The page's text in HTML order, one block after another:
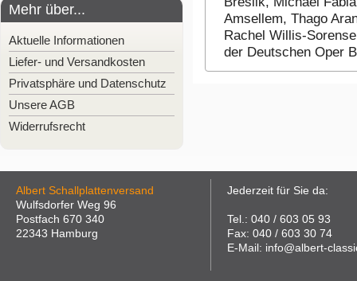
Mehr über...
Aktuelle Informationen
Liefer- und Versandkosten
Privatsphäre und Datenschutz
Unsere AGB
Widerrufsrecht
Amsellem, Thago
Rachel Willis-
der Deutschen Oper
Albert Schallplattenversand
Wulfsdorfer Weg 96
Postfach 670 340
22343 Hamburg
Jederzeit für Sie da:
Tel.: 040 / 603 05 93
Fax: 040 / 603 30 74
E-Mail: info@albert-